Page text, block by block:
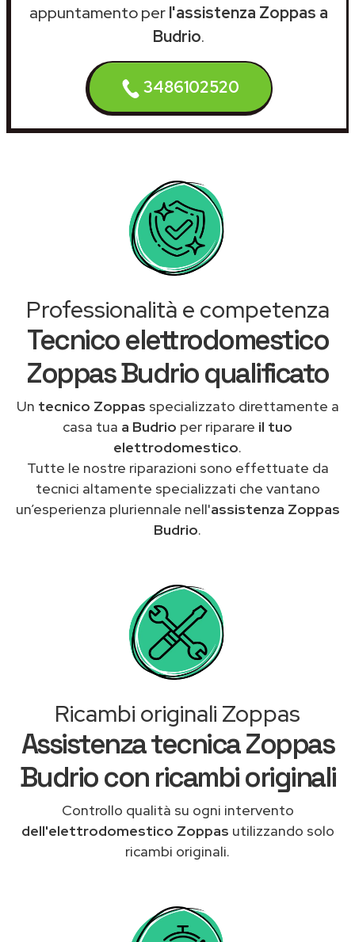
appuntamento perl'assistenza Zoppas a
Budrio.
3486102520
Professionalità e competenza
Tecnico elettrodomestico
Zoppas Budrio qualificato
Un tecnico Zoppas specializzato direttamente a
casa tua a Budrio per riparare il tuo
elettrodomestico.
Tutte le nostre riparazioni sono effettuate da
tecnici altamente specializzati che vantano
un’esperienza pluriennale nell'assistenza Zoppas
Budrio.
Ricambi originali Zoppas
Assistenza tecnica Zoppas
Budrio con ricambi originali
Controllo qualità su ogni intervento
dell'elettrodomestico Zoppas utilizzando solo
ricambi originali.